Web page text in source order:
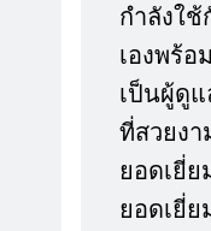
กำลังใ
เองพร้
เป็นผู้ดูแ
ที่สวยง
ยอดเยี่ย
ยอดเยี่